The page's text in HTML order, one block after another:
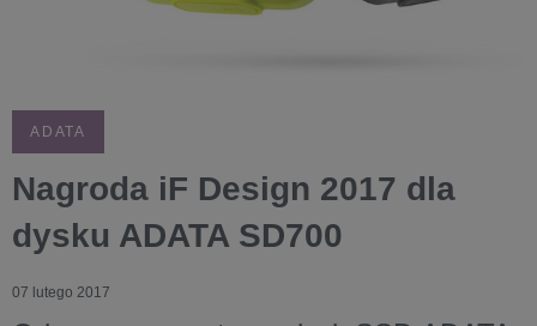
ADATA
Nagroda iF Design 2017 dla
dysku ADATA SD700
07 lutego 2017